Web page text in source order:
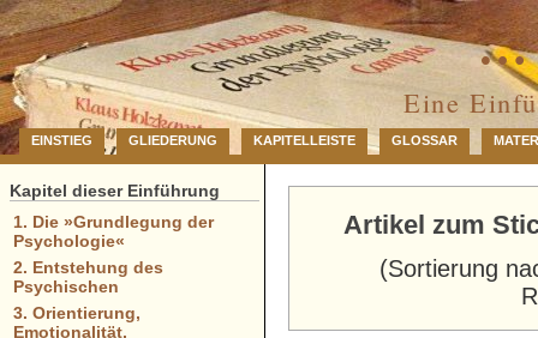
…
Eine
EINSTIEG GLIEDERUNG KAPITELLEISTE GLOSSAR
Artikel zum
(Sortierung
Kapitel dieser Einführung
1. Die »Grundlegung der
Psychologie«
2. Entstehung des
Psychischen
3. Orientierung,
Emotionalität,